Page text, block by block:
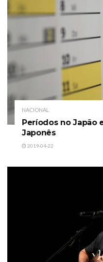
NACIONAL
Períodos no Japão
Japonês
2019-04-22